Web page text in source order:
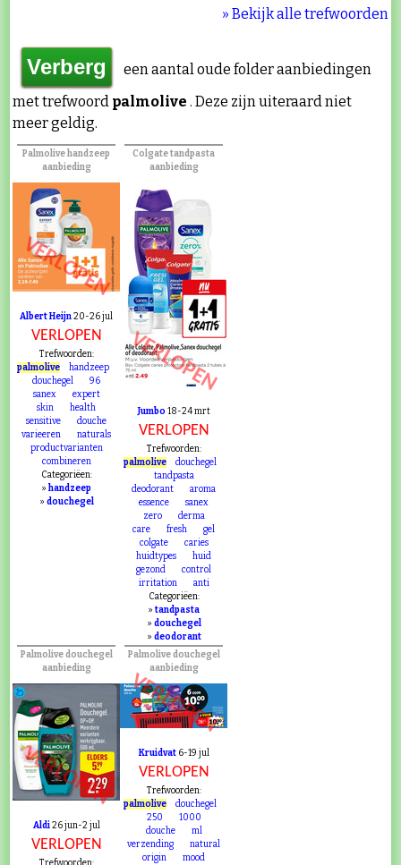
» Bekijk alle trefwoorden
een aantal oude folder aanbiedingen
met trefwoord palmolive . Deze zijn uiteraard niet
meer geldig.
Palmolive handzeep
aanbieding
VERLOPEN
Albert Heijn20-26 jul
VERLOPEN
Trefwoorden:
palmolive
handzeep
douchegel
96
sanex
expert
skin
health
sensitive
douche
varieeren
naturals
productvarianten
combineren
Categoriëen:
»handzeep
» douchegel
Colgate tandpasta
aanbieding
VERLOPEN
Jumbo 18-24 mrt
VERLOPEN
Trefwoorden:
palmolive
douchegel
tandpasta
deodorant
aroma
essence
sanex
zero
derma
care
fresh
gel
colgate
caries
huidtypes
huid
gezond
control
irritation
anti
Categoriëen:
»tandpasta
» douchegel
» deodorant
Palmolive douchegel
aanbieding
VERLOPEN
Aldi26 jun-2 jul
VERLOPEN
Palmolive douchegel
aanbieding
VERLOPEN
Kruidvat6-19 jul
VERLOPEN
Trefwoorden:
palmolive
douchegel
250
1000
douche
ml
verzending
natural
origin
mood